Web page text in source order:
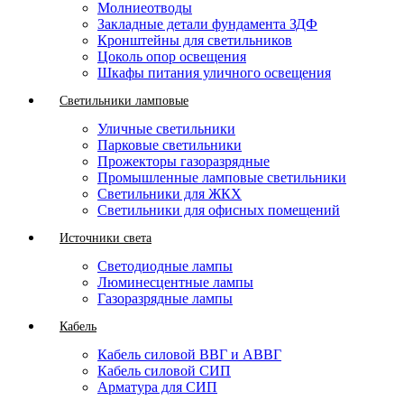
Молниеотводы
Закладные детали фундамента ЗДФ
Кронштейны для светильников
Цоколь опор освещения
Шкафы питания уличного освещения
Светильники ламповые
Уличные светильники
Парковые светильники
Прожекторы газоразрядные
Промышленные ламповые светильники
Светильники для ЖКХ
Светильники для офисных помещений
Источники света
Светодиодные лампы
Люминесцентные лампы
Газоразрядные лампы
Кабель
Кабель силовой ВВГ и АВВГ
Кабель силовой СИП
Арматура для СИП